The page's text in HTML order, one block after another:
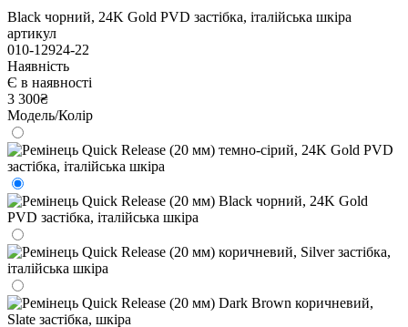
Black чорний, 24K Gold PVD застібка, італійська шкіра
артикул
010-12924-22
Наявність
Є в наявності
3 300₴
Модель/Колір